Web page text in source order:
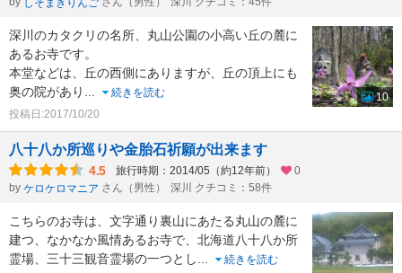
しそまきりんご
深川のカタクリの名所、丸山公園の小高い丘の麓に
あるお寺です。
本堂などは、丘の西側にありますが、丘の頂上にも
奥の院があり ...
続きを読む
投稿日:2017/10/20
10
八十八か所巡りや金胎石祈願が出来ます
4.5 旅行時期：2014/05（約12年前）
0
by ケロケロマニア さん（男性） 深川 クチコミ：58件
こちらのお寺は、文字通り裏山にあたる丸山の麓に
建つ、なかなか風情あるお寺で、北海道八十八か所
霊場、三十三観音霊場の一つとし...
続きを読む